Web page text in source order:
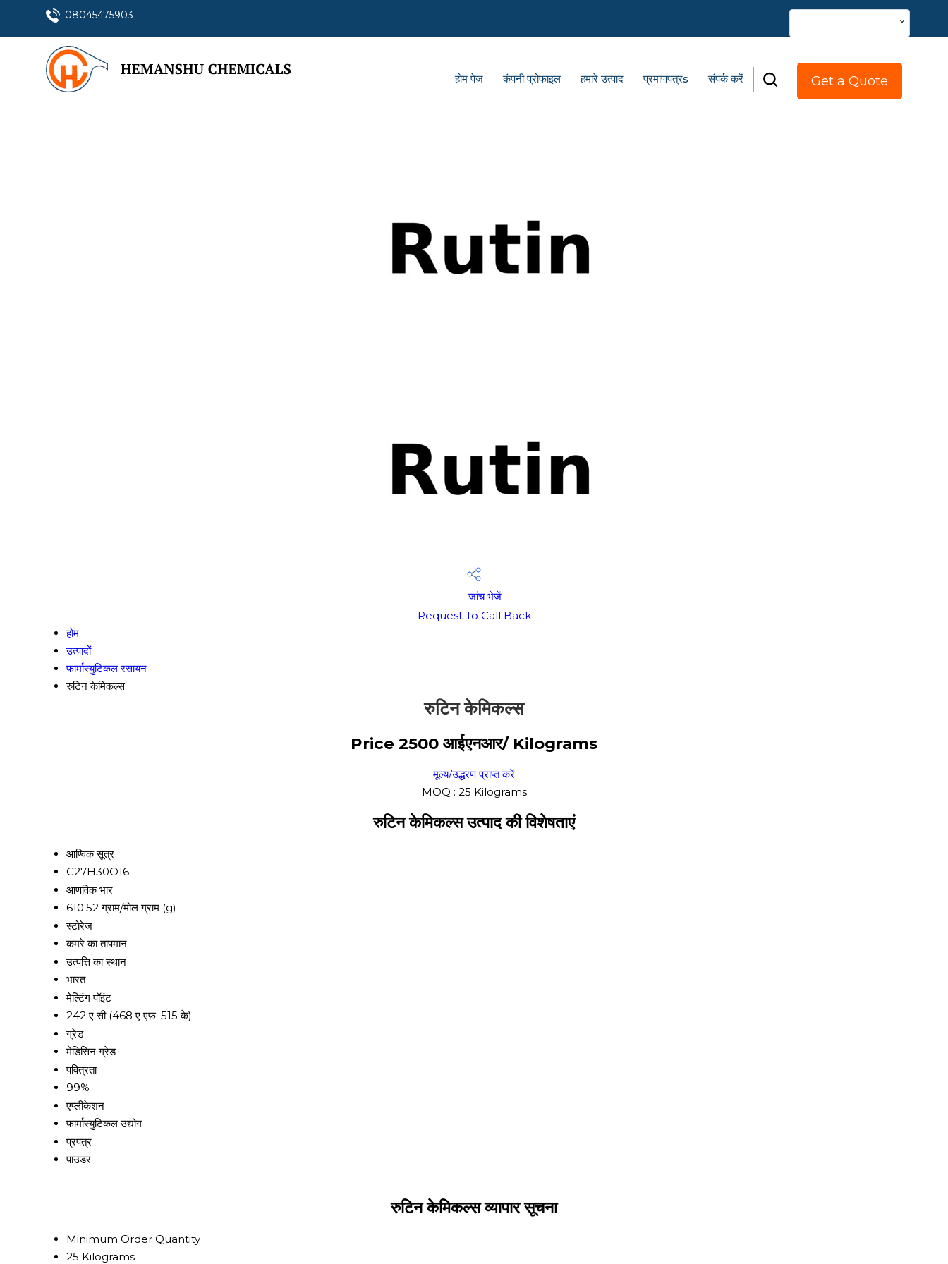
08045475903
होम पेज कंपनी प्रोफाइल हमारे उत्पाद प्रमाणपत्रs संपर्क करें Get a Quote
जांच भेजें
Request To Call Back
होम
उत्पादों
फार्मास्युटिकल रसायन
रुटिन केमिकल्स
रुटिन केमिकल्स
Price 2500 आईएनआर/ Kilograms
मूल्य/उद्धरण प्राप्त करें
MOQ : 25 Kilograms
रुटिन केमिकल्स उत्पाद की विशेषताएं
आण्विक सूत्र
C27H30O16
आणविक भार
610.52 ग्राम/मोल ग्राम (g)
स्टोरेज
कमरे का तापमान
उत्पत्ति का स्थान
भारत
मेल्टिंग पॉइंट
242 ए सी (468 ए एफ़; 515 के)
ग्रेड
मेडिसिन ग्रेड
पवित्रता
99%
एप्लीकेशन
फार्मास्युटिकल उद्योग
प्रपत्र
पाउडर
रुटिन केमिकल्स व्यापार सूचना
Minimum Order Quantity
25 Kilograms